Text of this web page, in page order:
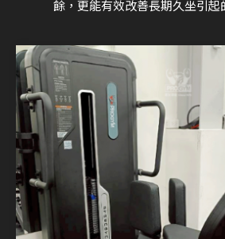
餘，更能有效改善長期久坐引起